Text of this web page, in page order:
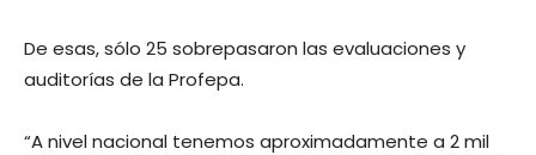
De esas, sólo 25 sobrepasaron las evaluaciones y
auditorías de la Profepa.
“A nivel nacional tenemos aproximadamente a 2 mil